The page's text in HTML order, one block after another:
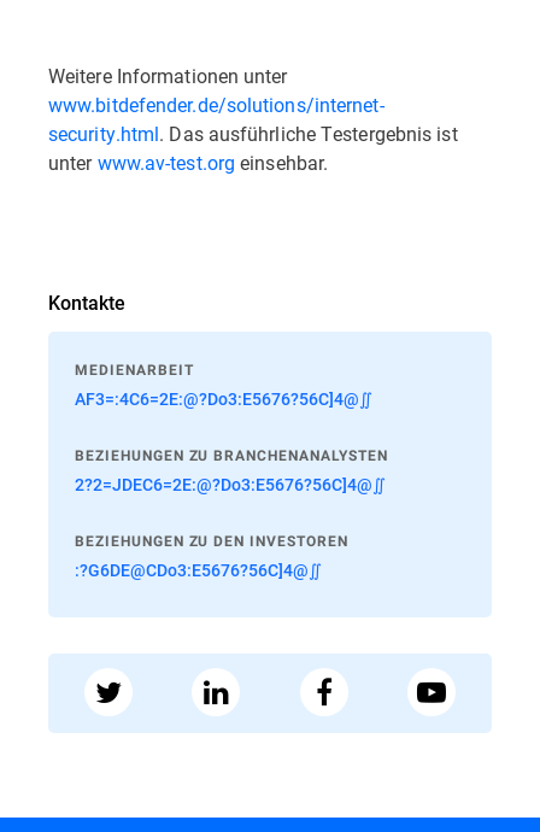
Weitere Informationen unter
www.bitdefender.de/solutions/internet-
security.html. Das ausführliche Testergebnis ist
unterwww.av-test.org einsehbar.
Kontakte
MEDIENARBEIT
AF3=:4C6=2E:@?Do3:E5676?56C]4@∬
BEZIEHUNGEN ZU BRANCHENANALYSTEN
2?2=JDEC6=2E:@?Do3:E5676?56C]4@∬
BEZIEHUNGEN ZU DEN INVESTOREN
:?G6DE@CDo3:E5676?56C]4@∬